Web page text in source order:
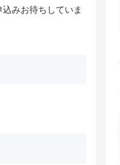
みお待ちしていま